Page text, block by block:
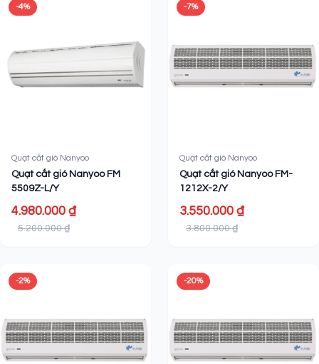
-4%
Quạt cắt gió Nanyoo
Quạt cắt gió Nanyoo FM
5509Z-L/Y
4.980.000 ₫
5.200.000 ₫
-7%
Quạt cắt gió Nanyoo
Quạt cắt gió Nanyoo FM-
1212X-2/Y
3.550.000 ₫
3.800.000 ₫
-2% -20%